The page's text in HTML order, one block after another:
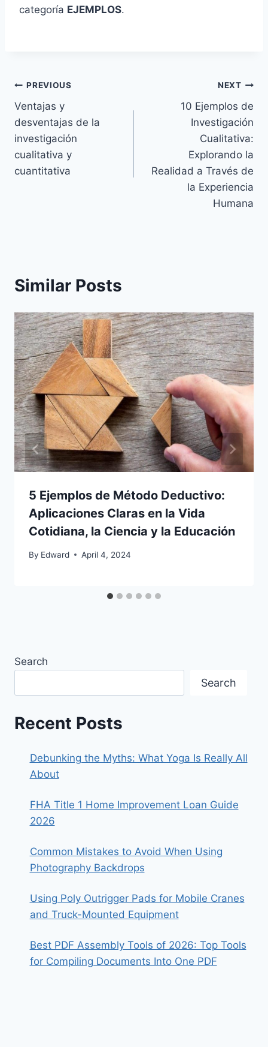
categoría EJEMPLOS.
Post
navigation
PREVIOUS
Ventajas y
desventajas de la
investigación
cualitativa y
cuantitativa
NEXT
10 Ejemplos de
Investigación
Cualitativa:
Explorando la
Realidad a Través de
la Experiencia
Humana
Similar Posts
5 Ejemplos de Método Deductivo:
Aplicaciones Claras en la Vida
Cotidiana, la Ciencia y la Educación
By Edward April 4, 2024
Search
Search
Recent Posts
Debunking the Myths: What Yoga Is Really All
About
FHA Title 1 Home Improvement Loan Guide
2026
Common Mistakes to Avoid When Using
Photography Backdrops
Using Poly Outrigger Pads for Mobile Cranes
and Truck-Mounted Equipment
Best PDF Assembly Tools of 2026: Top Tools
for Compiling Documents Into One PDF